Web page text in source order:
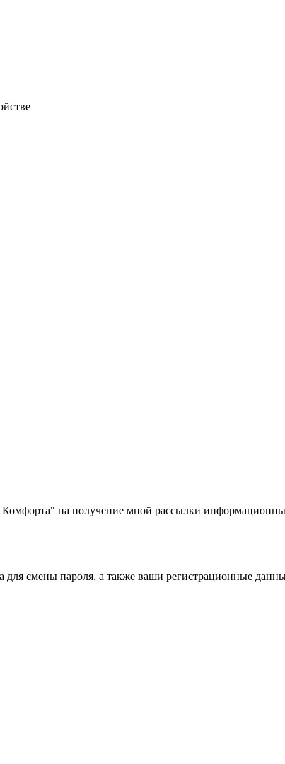
на получение мной рассылки
для смены пароля, а также ваши регистрационные